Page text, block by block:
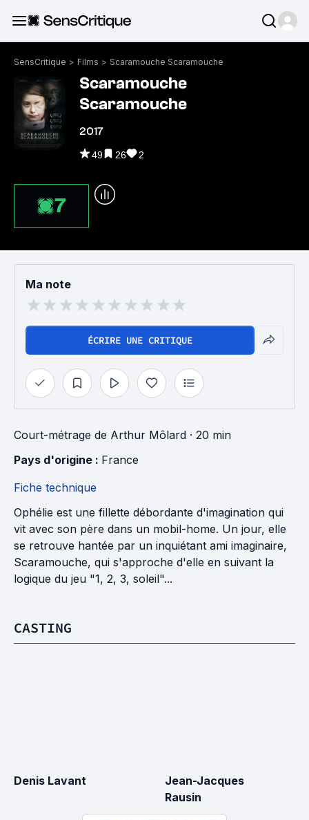
SensCritique > Films > Scaramouche Scaramouche
Scaramouche
Scaramouche
2017
49 26 2
7
Ma note
ÉCRIRE UNE CRITIQUE
Court-métrage de Arthur Môlard · 20 min
Pays d'origine : France
Fiche technique
Ophélie est une fillette débordante d'imagination qui
vit avec son père dans un mobil-home. Un jour, elle
se retrouve hantée par un inquiétant ami imaginaire,
Scaramouche, qui s'approche d'elle en suivant la
logique du jeu "1, 2, 3, soleil"...
CASTING
Denis Lavant
Jean-Jacques
Rausin